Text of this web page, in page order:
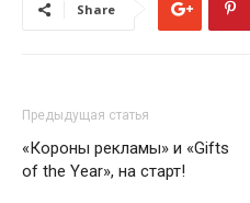
Share
Предыдущая статья
«Короны рекламы» и «Gifts
of the Year», на старт!